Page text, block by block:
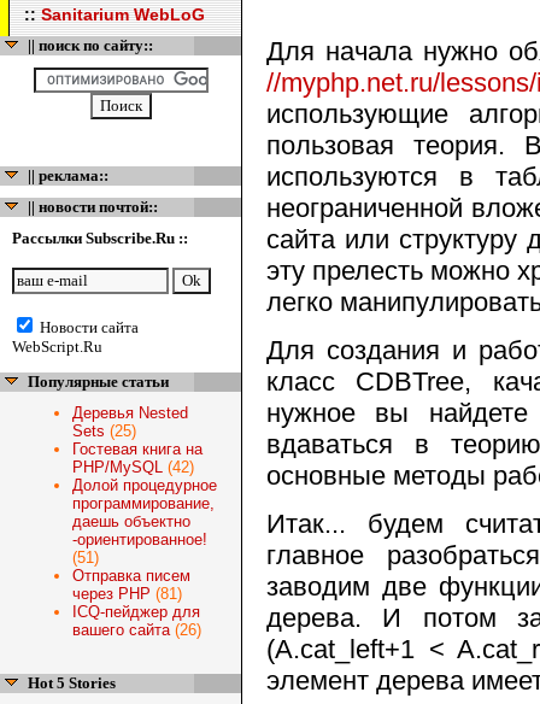
::Sanitarium WebLoG
|| поиск по сайту::
|| реклама::
|| новости почтой::
Рассылки Subscribe.Ru ::
Новости сайта
WebScript.Ru
Популярные статьи
Деревья Nested
Sets (25)
Гостевая книга на
PHP/MySQL (42)
Долой процедурное
программирование,
даешь объектно
-ориентированное!
(51)
Отправка писем
через PHP (81)
ICQ-пейджер для
вашего сайта(26)
Hot 5 Stories
Для начала нужно
//myphp.net.ru/
использующие
пользовая теория.
используются в
неограниченной
сайта или
эту прелесть можно
легко
Для создания и
класс CDBTree,
нужное вы
вдаваться в
основные методы
Итак... будем
главное
заводим две
дерева. И потом
(A.cat_left+1 <
элемент дерева